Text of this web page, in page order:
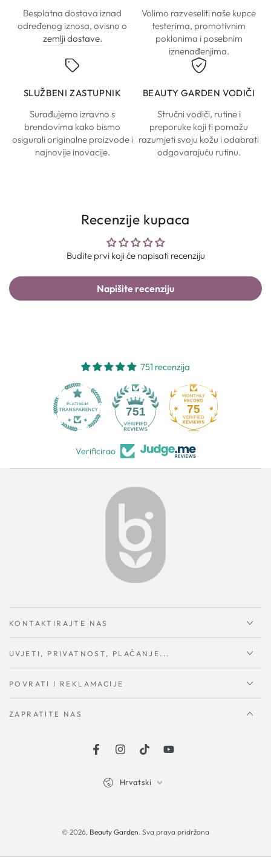
Besplatna dostava iznad
određenog iznosa, ovisno o
zemlji dostave.
Volimo razveseliti naše kupce
testerima, promotivnim
poklonima i posebnim
iznenađenjima.
SLUŽBENI ZASTUPNIK
Surađujemo izravno s
brendovima kako bismo
osigurali originalne proizvode i
najnovije inovacije.
BEAUTY GARDEN VODIČI
Stručni vodiči, rutine i
preporuke koji ti pomažu
razumjeti svoju kožu i odabrati
odgovarajuću rutinu.
Recenzije kupaca
Budite prvi koji će napisati recenziju
Napišite recenziju
751 recenzija
751 75
Verificirao
KONTAKTIRAJTE NAS
UVJETI, PRIVATNOST, PLAĆANJE...
POVRATI I REKLAMACIJE
ZAPRATITE NAS
FacebookInstagramTikTokYouTube
© 2026, Beauty Garden. Sva prava pridržana
Hrvatski